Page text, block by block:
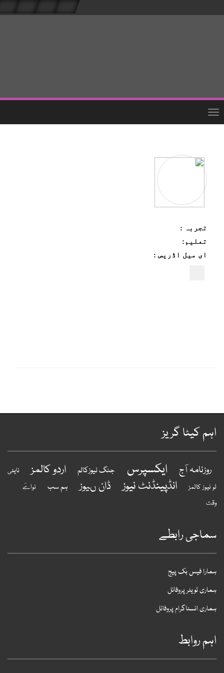
Toggle
تجربہ :
تعلیم:
ای میل اڈریس :
اہم کیٹا گریز
روزنامہ آج ایکسپرس جنگ نیوزکالم اردو کالمز
نایٹی
ٹو نیوز کالمز
انڈپینڈنٹ نیوز ڈان ںیوز ہم سب
نواےَ
وقت
سماجی رابطے
ہمارا فیس بک پیج
ہماری ٹویٹر پروفائل
ہماری انسٹاگرام پروفائل
اہم روابط